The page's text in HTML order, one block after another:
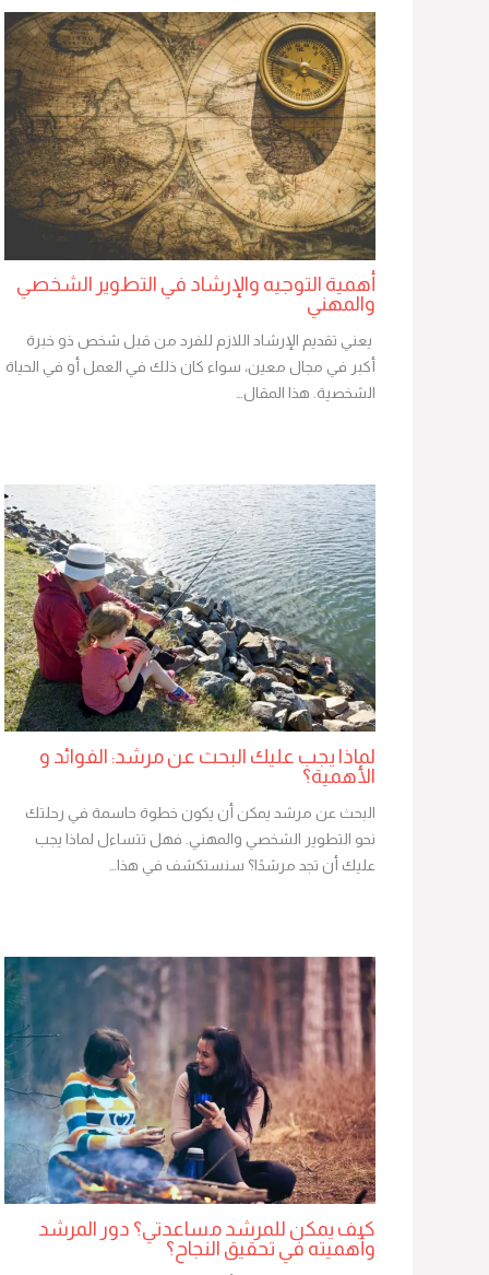
أهمية التوجيه والإرشاد في التطوير الشخصي
والمهني
يعني تقديم الإرشاد اللازم للفرد من قبل شخص ذو خبرة
أكبر في مجال معين، سواء كان ذلك في العمل أو في الحياة
الشخصية. هذا المقال…
لماذا يجب عليك البحث عن مرشد: الفوائد و
الأهمية؟
البحث عن مرشد يمكن أن يكون خطوة حاسمة في رحلتك
نحو التطوير الشخصي والمهني. فهل تتساءل لماذا يجب
عليك أن تجد مرشدًا؟ سنستكشف في هذا…
كيف يمكن للمرشد مساعدتي؟ دور المرشد
وأهميته في تحقيق النجاح؟